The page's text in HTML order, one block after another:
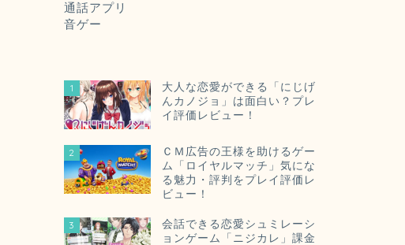
通話アプリ
音ゲー
1
大人な恋愛ができる「にじげ
んカノジョ」は面白い？プレ
イ評価レビュー！
2
ＣＭ広告の王様を助けるゲー
ム「ロイヤルマッチ」気にな
る魅力・評判をプレイ評価レ
ビュー！
3
会話できる恋愛シュミレーシ
ョンゲーム「ニジカレ」課金